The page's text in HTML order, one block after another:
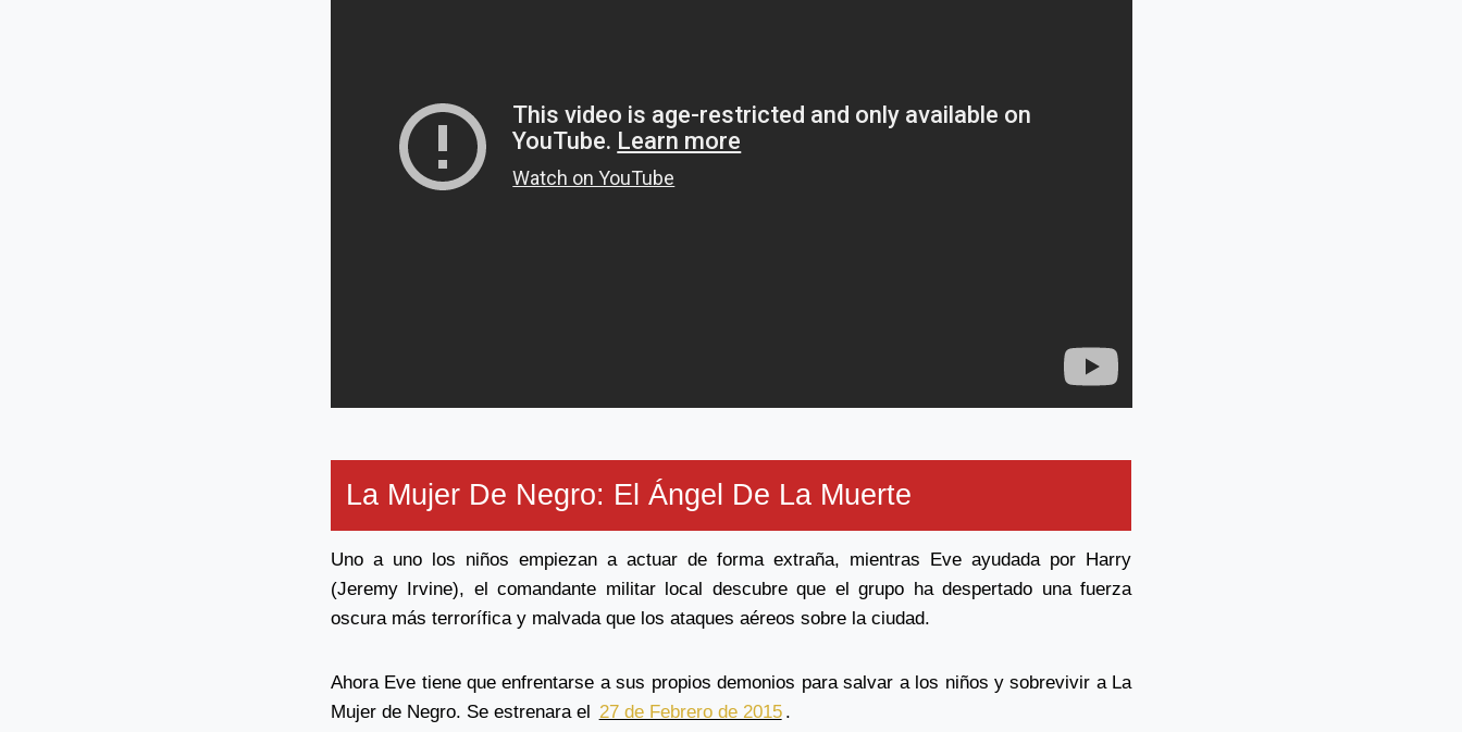
La Mujer De Negro: El Ángel De La Muerte
Uno a uno los niños empiezan a actuar de forma extraña, mientras Eve ayudada por Harry
(Jeremy Irvine), el comandante militar local descubre que el grupo ha despertado una fuerza
oscura más terrorífica y malvada que los ataques aéreos sobre la ciudad.
Ahora Eve tiene que enfrentarse a sus propios demonios para salvar a los niños y sobrevivir a La
Mujer de Negro. Se estrenara el 27 de Febrero de 2015 .